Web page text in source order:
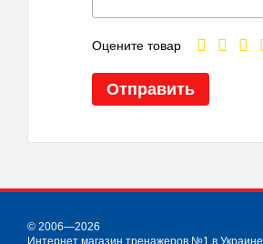
Оцените товар
Отправить
© 2006—2026